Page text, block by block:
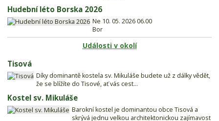
Hudební léto Borska 2026
Ne 10. 05. 2026 06.00
Bor
Události v okolí
Tisová
Díky dominantě kostela sv. Mikuláše budete už z dálky vědět,
že se blížíte do Tisové, ať vás cest...
Kostel sv. Mikuláše
Barokní kostel je dominantou obce Tisová a
skrývá jednu velkou architektonickou zajímavost